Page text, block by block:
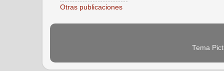
Otras publicaciones
Tema